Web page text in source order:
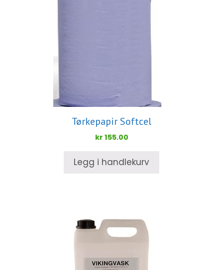
Tørkepapir Softcel
kr 155.00
Legg i handlekurv